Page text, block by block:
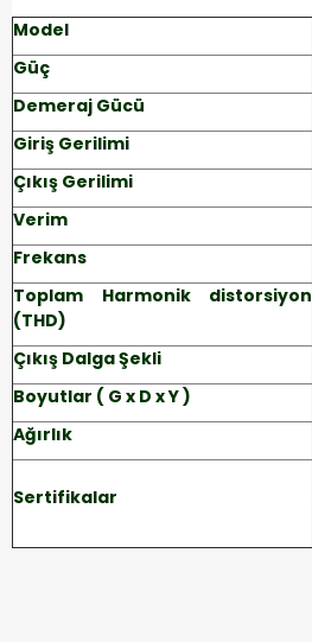
Model
Güç
Demeraj Gücü
Giriş Gerilimi
Çıkış Gerilimi
Verim
Frekans
Toplam Harmonik distorsiyon
(THD)
Çıkış Dalga Şekli
Boyutlar ( G x D x Y )
Ağırlık
Sertifikalar